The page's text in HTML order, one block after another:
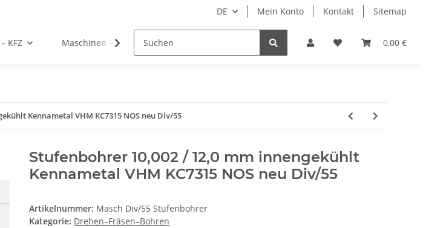
DE Mein Konto Kontakt Sitemap
0,00 €
KFZ Maschinen – Werkzeuge Papier–Karton–Folien
Kennametal VHM KC7315 NOS neu Div/55
Stufenbohrer 10,002 / 12,0 mm innengekühlt
Kennametal VHM KC7315 NOS neu Div/55
Artikelnummer: Masch Div/55 Stufenbohrer
Kategorie: Drehen–Fräsen–Bohren